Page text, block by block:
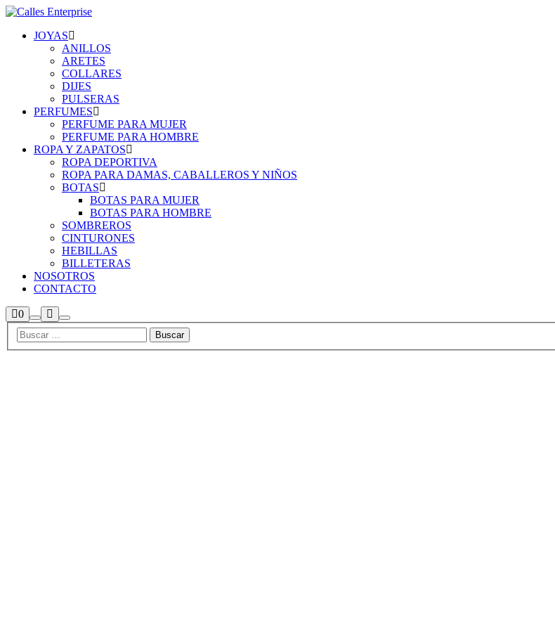
JOYAS
ANILLOS
ARETES
COLLARES
DIJES
PULSERAS
PERFUMES
PERFUME PARA MUJER
PERFUME PARA HOMBRE
ROPA Y ZAPATOS
ROPA DEPORTIVA
ROPA PARA DAMAS, CABALLEROS Y NIÑOS
BOTAS
BOTAS PARA MUJER
BOTAS PARA HOMBRE
SOMBREROS
CINTURONES
HEBILLAS
BILLETERAS
NOSOTROS
CONTACTO
0